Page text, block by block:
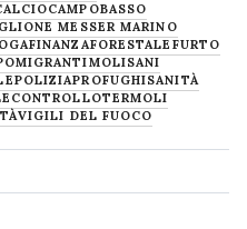
CAMPOBASSO
MESSER MARINO
FINANZAFORESTALE FURTO
MIGRANTIMOLISANI
POLIZIAPROFUGHISANITÀ
TERMOLI
VIGILI DEL FUOCO